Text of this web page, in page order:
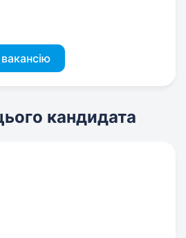
кандидата